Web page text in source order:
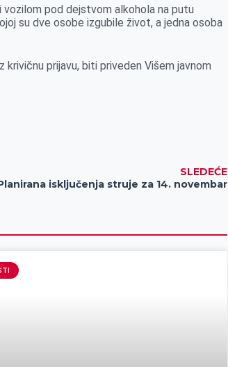
vozilom pod dejstvom alkohola na putu
su dve osobe izgubile život, a jedna osoba
prijavu, biti priveden Višem javnom
SLEDEĆE
isključenja struje za 14. novembar